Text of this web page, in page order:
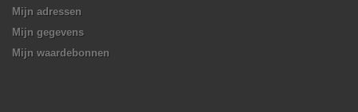
Mijn adressen
Mijn gegevens
Mijn waardebonnen